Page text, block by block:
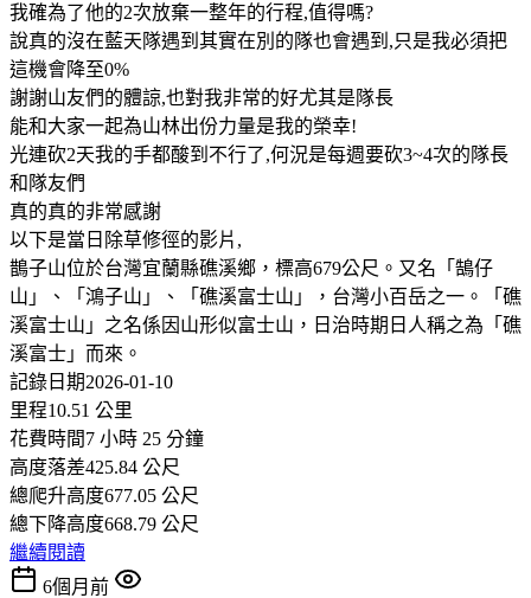
我確為了他的2次放棄一整年的行程,值得嗎?
說真的沒在藍天隊遇到其實在別的隊也會遇到,只是我必須把
這機會降至0%
謝謝山友們的體諒,也對我非常的好尤其是隊長
能和大家一起為山林出份力量是我的榮幸!
光連砍2天我的手都酸到不行了,何況是每週要砍3~4次的隊長
和隊友們
真的真的非常感謝
以下是當日除草修徑的影片,
鵲子山位於台灣宜蘭縣礁溪鄉，標高679公尺。又名「鵠仔
山」、「鴻子山」、「礁溪富士山」，台灣小百岳之一。「礁
溪富士山」之名係因山形似富士山，日治時期日人稱之為「礁
溪富士」而來。
記錄日期2026-01-10
里程10.51 公里
花費時間7 小時 25 分鐘
高度落差425.84 公尺
總爬升高度677.05 公尺
總下降高度668.79 公尺
繼續閱讀
6個月前